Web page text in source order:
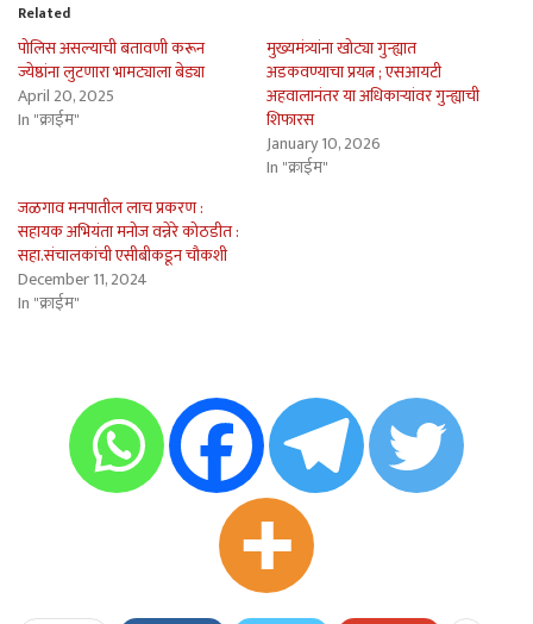
Related
पोलिस असल्याची बतावणी करून
ज्येष्ठांना लुटणारा भामट्याला बेड्या
April 20, 2025
In "क्राईम"
मुख्यमंत्र्यांना खोट्या गुन्ह्यात
अडकवण्याचा प्रयत्न ; एसआयटी
अहवालानंतर या अधिकार्‍यांवर गुन्ह्याची
शिफारस
January 10, 2026
In "क्राईम"
जळगाव मनपातील लाच प्रकरण :
सहायक अभियंता मनोज वन्नेरे कोठडीत :
सहा.संचालकांची एसीबीकडून चौकशी
December 11, 2024
In "क्राईम"